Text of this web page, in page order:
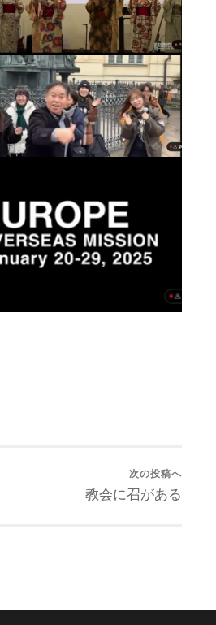
次の投稿へ
教会に召がある